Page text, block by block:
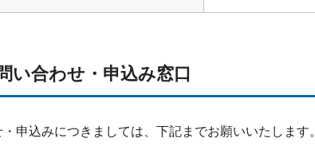
い合わせ・申込み窓口
申込みにつきましては、下記までお願いいたします。